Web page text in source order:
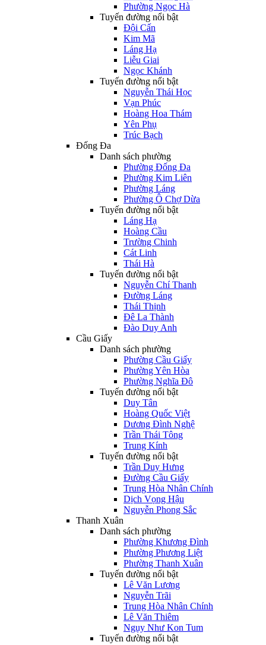
Phường Ngọc Hà
Tuyến đường nổi bật
Đội Cấn
Kim Mã
Láng Hạ
Liễu Giai
Ngọc Khánh
Tuyến đường nổi bật
Nguyễn Thái Học
Vạn Phúc
Hoàng Hoa Thám
Yên Phụ
Trúc Bạch
Đống Đa
Danh sách phường
Phường Đống Đa
Phường Kim Liên
Phường Láng
Phường Ô Chợ Dừa
Tuyến đường nổi bật
Láng Hạ
Hoàng Cầu
Trường Chinh
Cát Linh
Thái Hà
Tuyến đường nổi bật
Nguyễn Chí Thanh
Đường Láng
Thái Thịnh
Đê La Thành
Đào Duy Anh
Cầu Giấy
Danh sách phường
Phường Cầu Giấy
Phường Yên Hòa
Phường Nghĩa Đô
Tuyến đường nổi bật
Duy Tân
Hoàng Quốc Việt
Dương Đình Nghệ
Trần Thái Tông
Trung Kính
Tuyến đường nổi bật
Trần Duy Hưng
Đường Cầu Giấy
Trung Hòa Nhân Chính
Dịch Vọng Hậu
Nguyễn Phong Sắc
Thanh Xuân
Danh sách phường
Phường Khương Đình
Phường Phương Liệt
Phường Thanh Xuân
Tuyến đường nổi bật
Lê Văn Lương
Nguyễn Trãi
Trung Hòa Nhân Chính
Lê Văn Thiêm
Ngụy Như Kon Tum
Tuyến đường nổi bật